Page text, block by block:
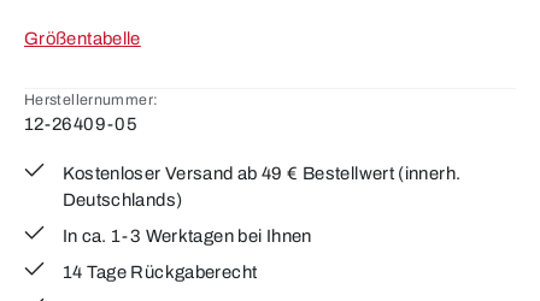
Größentabelle
Herstellernummer:
12-26409-05
Kostenloser Versand ab 49 € Bestellwert (innerh.
Deutschlands)
In ca. 1-3 Werktagen bei Ihnen
14 Tage Rückgaberecht